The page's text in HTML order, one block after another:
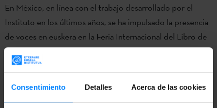
Consentimiento Detalles Acerca de las cookies
En México, en línea con el trabajo desarrollado por el
Instituto en los últimos años, se ha impulsado la presencia
de voces en euskera en la Feria Internacional del Libro de
Guadalajara, y de forma notable en la edición de 2024, con
la participación de España como invitada de honor.
En Argentina se ha dado continuidad al programa de
investigación y producción artística EAS-EZE, desarrollado